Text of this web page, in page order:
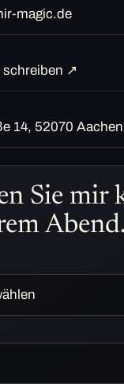
magic.de
schreiben ↗
14, 52070 Aachen
Sie mir
Abend.